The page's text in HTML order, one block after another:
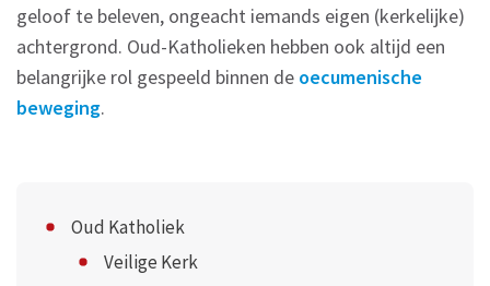
geloof te beleven, ongeacht iemands eigen (kerkelijke)
achtergrond. Oud-Katholieken hebben ook altijd een
belangrijke rol gespeeld binnen de oecumenische
beweging.
Oud Katholiek
Veilige Kerk